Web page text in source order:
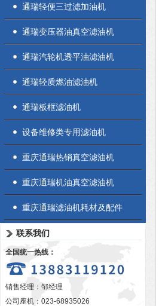
通瑞轻便三过滤加油机
通瑞变压器油真空滤油机
通瑞汽轮机透平油滤油机
通瑞轻质燃油滤油机
通瑞板框滤油机
设备维修类专用滤油机
重庆通瑞热销真空滤油机
重庆通瑞机油真空滤油机
重庆通瑞滤油机耗材及配件
联系我们
全国统一热线：
销售经理：邹经理
公司座机：023-68935026